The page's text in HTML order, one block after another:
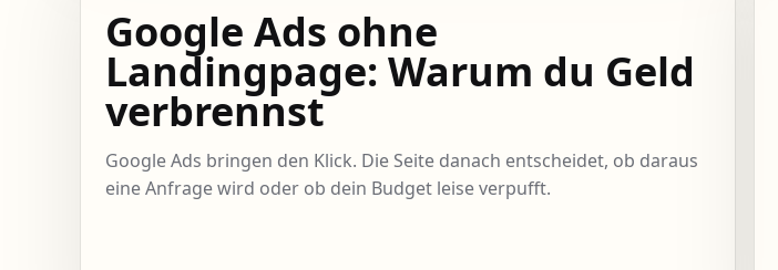
Google Ads ohne
Landingpage: Warum du Geld
verbrennst
Google Ads bringen den Klick. Die Seite danach entscheidet, ob daraus
eine Anfrage wird oder ob dein Budget leise verpufft.